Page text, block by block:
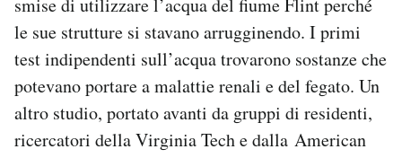
smise di utilizzare l’acqua del fiume Flint perché
le sue strutture si stavano arrugginendo. I primi
test indipendenti sull’acqua trovarono sostanze che
potevano portare a malattie renali e del fegato. Un
altro studio, portato avanti da gruppi di residenti,
ricercatori della Virginia Tech e dalla American